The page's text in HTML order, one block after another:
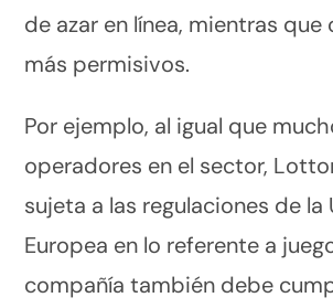
de azar en línea, mientras que
más permisivos.
Por ejemplo, al igual que
operadores en el sector,
sujeta a las regulaciones de la
Europea en lo referente a
compañía también debe